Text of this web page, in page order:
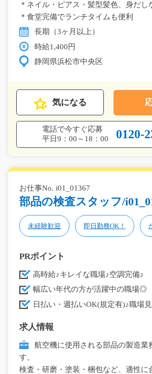
＊ネイル・ピアス・髪型髪色、身だし
＊食堂完備でランチタイムも便利
長期（3ヶ月以上）
時給1,400円
静岡県浜松市中央区
気になる
電話で今すぐ応募
平日9：00～18：00
0120-
お仕事No. i01_01367
部品の検査スタッフ/
未経験歓迎 即日勤務OK！
PRポイント
高時給♪キレイな職場♪空調完備♪
幅広い年代の方が活躍中の職場◎
日払い・週払いOK(規定有)♪職場
求人情報
航空機に使用される部品の製造業
す。
検査・研磨・塗装・梱包など、適性に